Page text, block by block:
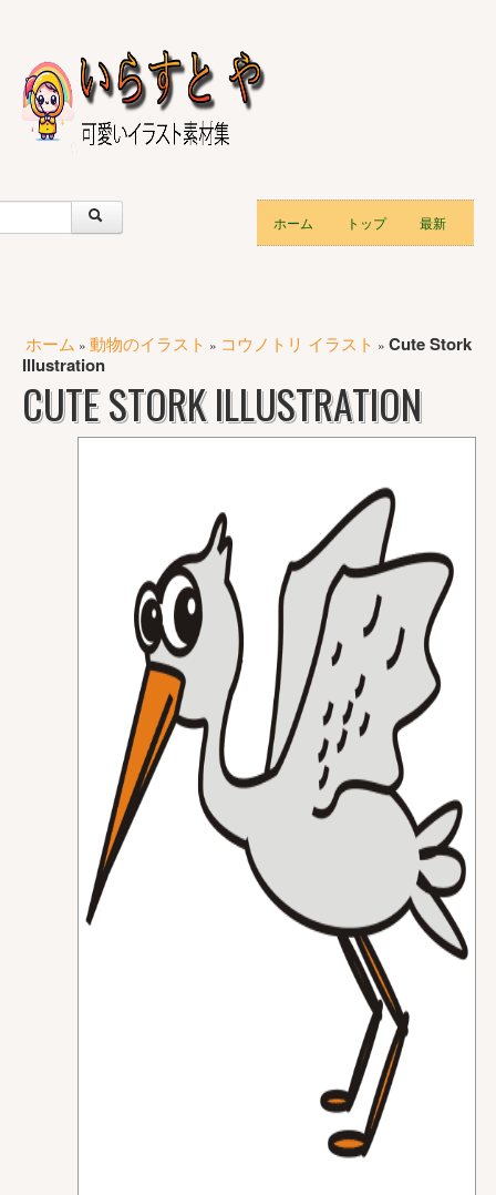
ホーム トップ 最新
ホーム » 動物のイラスト » コウノトリ イラスト » Cute Stork
Illustration
CUTE STORK ILLUSTRATION